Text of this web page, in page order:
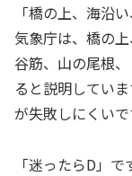
「橋の上、海沿
気象庁は、橋の
谷筋、山の尾根
ると説明してい
が失敗しにくいで
「迷ったらD」で